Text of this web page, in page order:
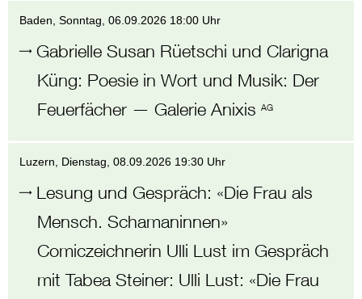
Baden , Sonntag,06.09.2026 18:00 Uhr
Gabrielle Susan Rüetschi und Clarigna
Küng: Poesie in Wort und Musik: Der
Feuerfächer— Galerie Anixis AG
Luzern, Dienstag,08.09.2026 19:30 Uhr
Lesung und Gespräch: «Die Frau als
Mensch. Schamaninnen»
Comiczeichnerin Ulli Lust im Gespräch
mit Tabea Steiner: Ulli Lust: «Die Frau